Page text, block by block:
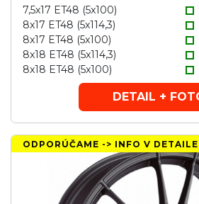
7,5x17 ET48 (5x100)
8x17 ET48 (5x114,3)
8x17 ET48 (5x100)
8x18 ET48 (5x114,3)
8x18 ET48 (5x100)
DETAIL +
ODPORÚČAME -> INFO V DETAILE